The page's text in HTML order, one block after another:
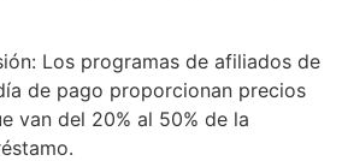
Los programas de afiliados de
de pago proporcionan precios
van del 20% al 50% de la